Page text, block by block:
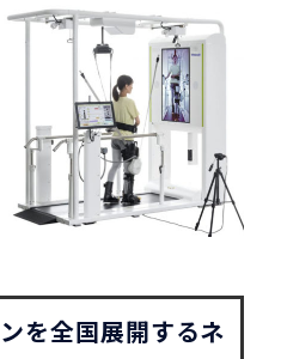
を全国展開するネ